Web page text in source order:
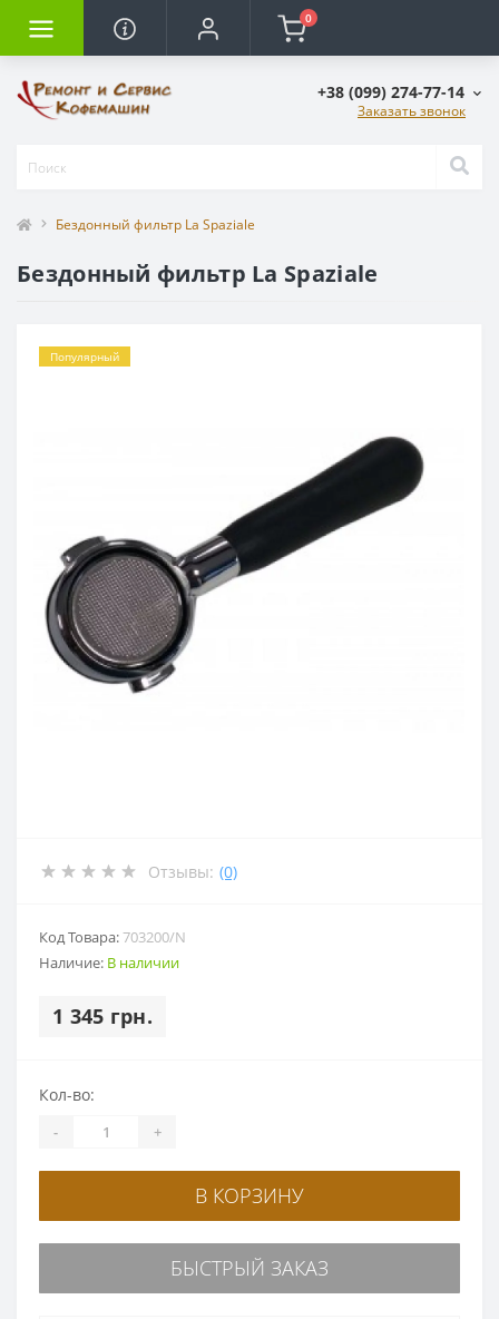
0
+38 (099) 274-77-14
Заказать звонок
Бездонный фильтр La Spaziale
Бездонный фильтр La Spaziale
Популярный
Отзывы: (0)
Код Товара:703200/N
Наличие: В наличии
1 345 грн.
Кол-во:
- +
В КОРЗИНУ
БЫСТРЫЙ ЗАКАЗ